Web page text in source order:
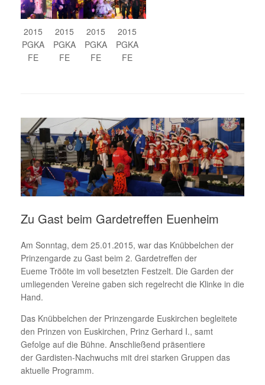
2015
PGKA
FE
2015
PGKA
FE
2015
PGKA
FE
2015
PGKA
FE
Zu Gast beim Gardetreffen Euenheim
Am Sonntag, dem 25.01.2015, war das Knübbelchen der
Prinzengarde zu Gast beim 2. Gardetreffen der
Eueme Trööte im voll besetzten Festzelt. Die Garden der
umliegenden Vereine gaben sich regelrecht die Klinke in die
Hand.
Das Knübbelchen der Prinzengarde Euskirchen begleitete
den Prinzen von Euskirchen, Prinz Gerhard I., samt
Gefolge auf die Bühne. Anschließend präsentiere
der Gardisten-Nachwuchs mit drei starken Gruppen das
aktuelle Programm.